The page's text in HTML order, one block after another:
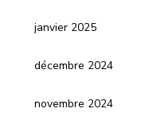
janvier 2025
décembre 2024
novembre 2024